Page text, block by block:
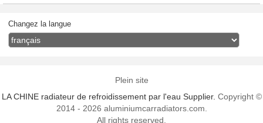
Changez la langue
Plein site
LA CHINE radiateur de refroidissement par l'eau Supplier. Copyright ©
2014 - 2026 aluminiumcarradiators.com.
All rights reserved.